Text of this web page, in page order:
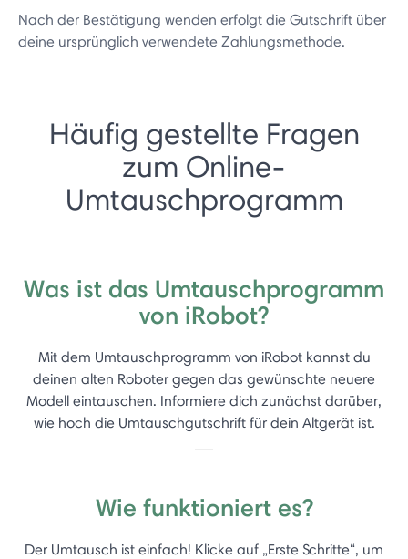
Nach der Bestätigung wenden erfolgt die Gutschrift über
deine ursprünglich verwendete Zahlungsmethode.
Häufig gestellte Fragen
zum Online-
Umtauschprogramm
Was ist das Umtauschprogramm
von iRobot?
Mit dem Umtauschprogramm von iRobot kannst du
deinen alten Roboter gegen das gewünschte neuere
Modell eintauschen. Informiere dich zunächst darüber,
wie hoch die Umtauschgutschrift für dein Altgerät ist.
Wie funktioniert es?
Der Umtausch ist einfach! Klicke auf „Erste Schritte“, um